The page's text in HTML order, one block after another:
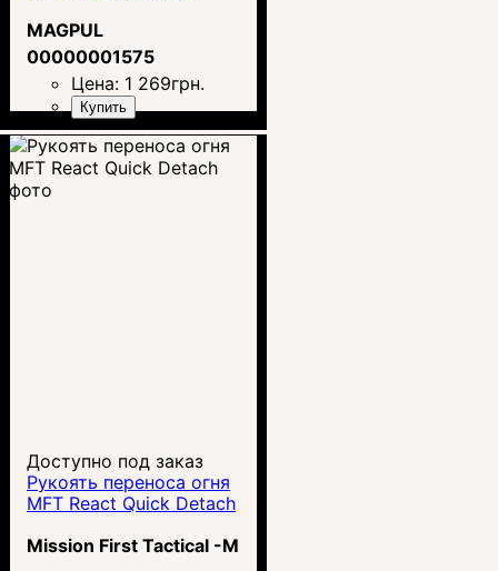
MAGPUL
00000001575
Цена: 1 269грн.
Купить
Доступно под заказ
Рукоять переноса огня
MFT React Quick Detach
Mission First Tactical -MFT